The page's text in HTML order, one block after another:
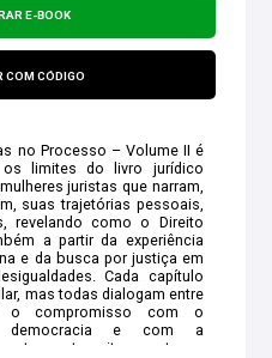
E-BOOK
COM CÓDIGO
no Processo – Volume II é
limites do livro jurídico
juristas que narram,
suas trajetórias pessoais,
revelando como o Direito
a partir da experiência
e da busca por justiça em
Cada capítulo
mas todas dialogam entre
compromisso com o
democracia e com a
transitam entre a